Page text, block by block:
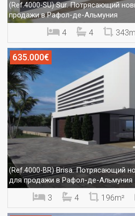
(Ref.4000-SU)Sur. Потрясающий
продажи в Рафол-де-Альмуния
4 4
635.000€
(Ref.4000-BR)Brisa. Потрясающий
для продажи в Рафол-де-Альмуния
3 4 196m²